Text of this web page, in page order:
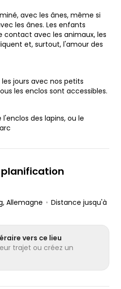
avec les ânes, même si
les ânes. Les enfants
contact avec les animaux, les
et, surtout, l'amour des
jours avec nos petits
les enclos sont accessibles.
des lapins, ou le
, Allemagne • Distance jusqu'à
vers ce lieu
trajet ou créez un